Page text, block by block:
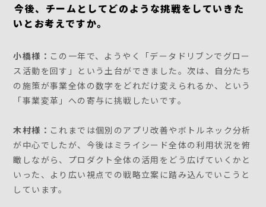
――今後、チームとしてどのような挑戦をしていきた
いとお考えですか。
小橋様： この一年で、ようやく「データドリブンでグロー
ス活動を回す」という土台ができました。次は、自分たち
の施策が事業全体の数字をどれだけ変えられるか、という
「事業変革」への寄与に挑戦したいです。
木村様： これまでは個別のアプリ改善やボトルネック分析
が中心でしたが、今後はミライシード全体の利用状況を俯
瞰しながら、プロダクト全体の活用をどう広げていくかと
いった、より広い視点での戦略立案に踏み込んでいこうと
しています。